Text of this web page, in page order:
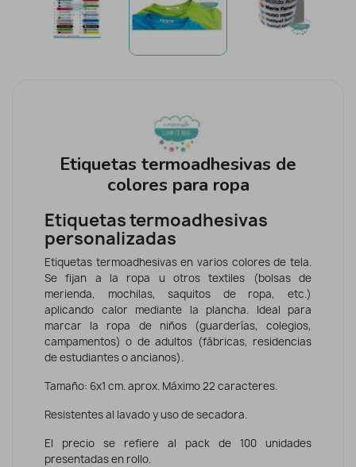
Etiquetas termoadhesivas de
colores para ropa
Etiquetas termoadhesivas
personalizadas
Etiquetas termoadhesivas en varios colores de tela.
Se fijan a la ropa u otros textiles (bolsas de
merienda, mochilas, saquitos de ropa, etc.)
aplicando calor mediante la plancha. Ideal para
marcar la ropa de niños (guarderías, colegios,
campamentos) o de adultos (fábricas, residencias
de estudiantes o ancianos).
Tamaño: 6x1 cm. aprox. Máximo 22 caracteres.
Resistentes al lavado y uso de secadora.
El precio se refiere al pack de 100 unidades
presentadas en rollo.